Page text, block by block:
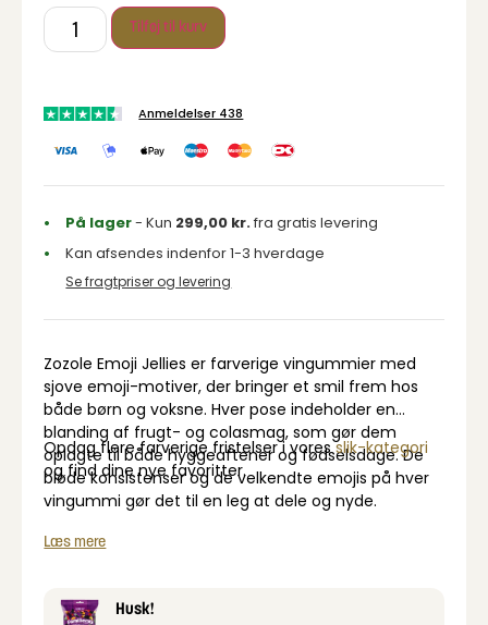
Tilføj til kurv
Anmeldelser 438
På lager- Kun 299,00 kr.fra gratis levering
Kan afsendes indenfor 1-3 hverdage
Se fragtpriser og levering
Zozole Emoji Jellies er farverige vingummier med
sjove emoji-motiver, der bringer et smil frem hos
både børn og voksne. Hver pose indeholder en
blanding af frugt- og colasmag, som gør dem
oplagte til både hyggeaftener og fødselsdage. De
bløde konsistenser og de velkendte emojis på hver
vingummi gør det til en leg at dele og nyde.
Opdag flere farverige fristelser i voresslik-kategori
og find dine nye favoritter.
Læs mere
Husk!